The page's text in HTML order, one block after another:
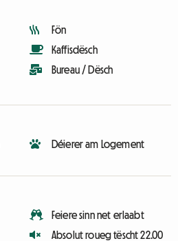
Fön
Kaffisdësch
Bureau / Dësch
Déierer am Logement
Feiere sinn net erlaabt
Absolut roueg tëscht 22.00